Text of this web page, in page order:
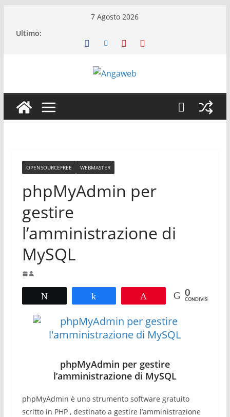
7 Agosto 2026
Ultimo:
OPENSOURCEFREE WEBMASTER
phpMyAdmin per
gestire
l’amministrazione di
MySQL
0
CONDIVISIONI
phpMyAdmin per gestire
l’amministrazione di MySQL
phpMyAdmin è uno strumento software gratuito
scritto in PHP , destinato a gestire l’amministrazione